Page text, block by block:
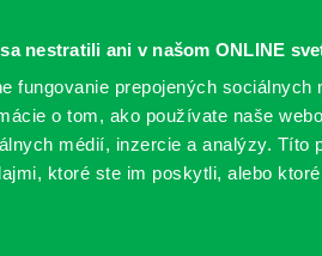
nestratili ani v našom ONLINE
fungovanie prepojených sociálnych
o tom, ako používate naše
médií, inzercie a analýzy. Títo
ktoré ste im poskytli, alebo
PODUJATIA POBOČKY O